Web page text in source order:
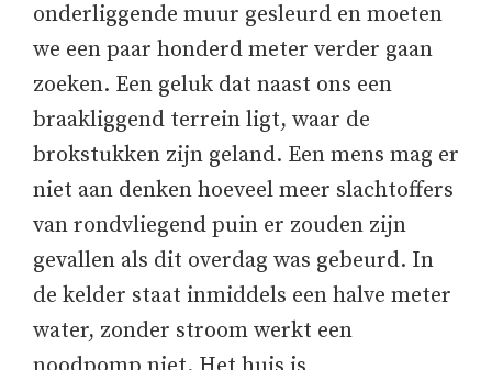
onderliggende muur gesleurd en moeten
we een paar honderd meter verder gaan
zoeken. Een geluk dat naast ons een
braakliggend terrein ligt, waar de
brokstukken zijn geland. Een mens mag er
niet aan denken hoeveel meer slachtoffers
van rondvliegend puin er zouden zijn
gevallen als dit overdag was gebeurd. In
de kelder staat inmiddels een halve meter
water, zonder stroom werkt een